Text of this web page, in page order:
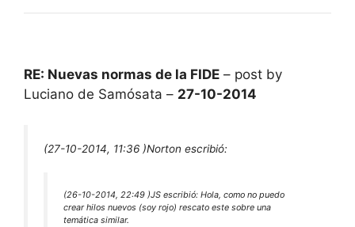
RE: Nuevas normas de la FIDE – post by
Luciano de Samósata – 27-10-2014
(27-10-2014, 11:36 )Norton escribió:
(26-10-2014, 22:49 )JS escribió: Hola, como no puedo
crear hilos nuevos (soy rojo) rescato este sobre una
temática similar.